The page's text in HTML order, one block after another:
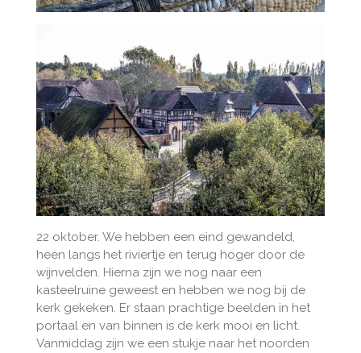
22 oktober. We hebben een eind gewandeld,
heen langs het riviertje en terug hoger door de
wijnvelden. Hierna zijn we nog naar een
kasteelruine geweest en hebben we nog bij de
kerk gekeken. Er staan prachtige beelden in het
portaal en van binnen is de kerk mooi en licht.
Vanmiddag zijn we een stukje naar het noorden